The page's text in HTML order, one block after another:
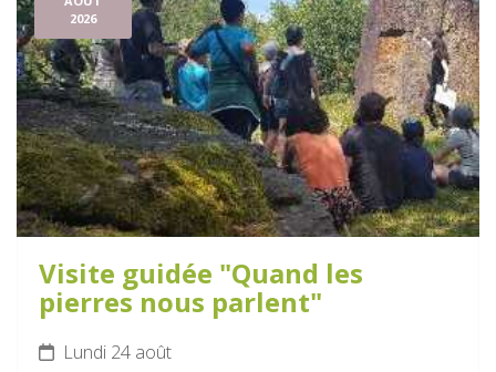
2026
Visite guidée "Quand les
pierres nous parlent"
Lundi 24 août